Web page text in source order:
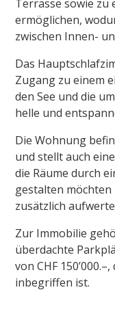
Terrasse sowie zu
ermöglichen,
zwischen Innen-
Das
Zugang zu einem
den See und die
helle und
Die Wohnung
und stellt auch
die Räume durch
gestalten
zusätzlich
Zur Immobilie
überdachte
von CHF
inbegriffen ist.